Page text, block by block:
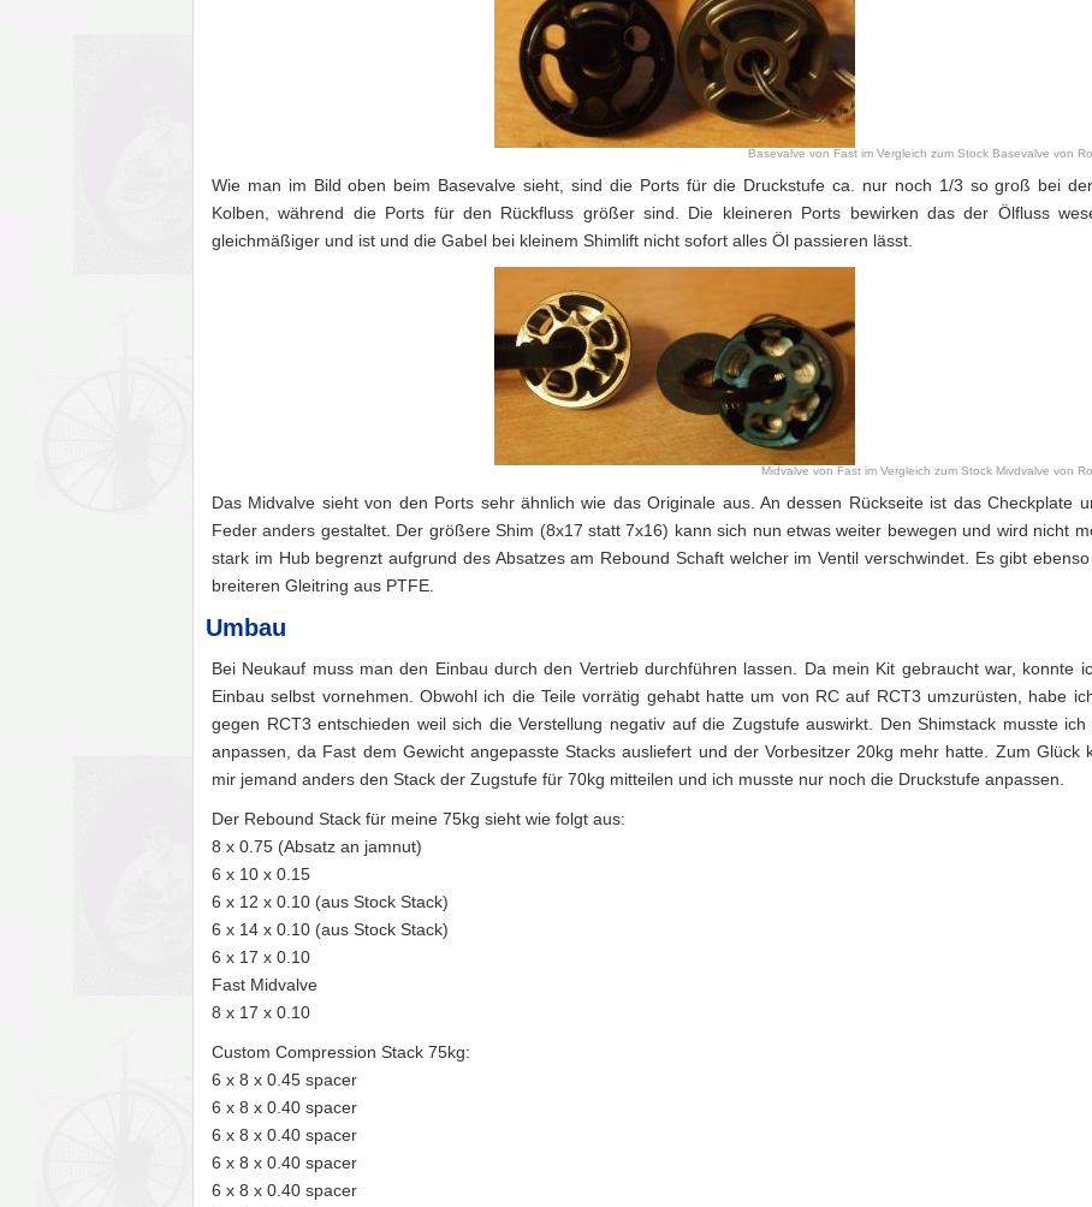
Basevalve von Fast im Vergleich zum Stock Basevalve von
Wie man im Bild oben beim Basevalve sieht, sind die Ports für die Druckstufe ca. nur noch 1/3 so groß bei
Kolben, während die Ports für den Rückfluss größer sind. Die kleineren Ports bewirken das der Ölfluss
gleichmäßiger und ist und die Gabel bei kleinem Shimlift nicht sofort alles Öl passieren lässt.
Midvalve von Fast im Vergleich zum Stock Mivdvalve von
Das Midvalve sieht von den Ports sehr ähnlich wie das Originale aus. An dessen Rückseite ist das Checkplate
Feder anders gestaltet. Der größere Shim (8x17 statt 7x16) kann sich nun etwas weiter bewegen und wird nicht
stark im Hub begrenzt aufgrund des Absatzes am Rebound Schaft welcher im Ventil verschwindet. Es gibt
breiteren Gleitring aus PTFE.
Umbau
Bei Neukauf muss man den Einbau durch den Vertrieb durchführen lassen. Da mein Kit gebraucht war, konnte
Einbau selbst vornehmen. Obwohl ich die Teile vorrätig gehabt hatte um von RC auf RCT3 umzurüsten, habe
gegen RCT3 entschieden weil sich die Verstellung negativ auf die Zugstufe auswirkt. Den Shimstack musste ich
anpassen, da Fast dem Gewicht angepasste Stacks ausliefert und der Vorbesitzer 20kg mehr hatte. Zum Glück
mir jemand anders den Stack der Zugstufe für 70kg mitteilen und ich musste nur noch die Druckstufe anpassen.
Der Rebound Stack für meine 75kg sieht wie folgt aus:
8 x 0.75 (Absatz an jamnut)
6 x 10 x 0.15
6 x 12 x 0.10 (aus Stock Stack)
6 x 14 x 0.10 (aus Stock Stack)
6 x 17 x 0.10
Fast Midvalve
8 x 17 x 0.10
Custom Compression Stack 75kg:
6 x 8 x 0.45 spacer
6 x 8 x 0.40 spacer
6 x 8 x 0.40 spacer
6 x 8 x 0.40 spacer
6 x 8 x 0.40 spacer